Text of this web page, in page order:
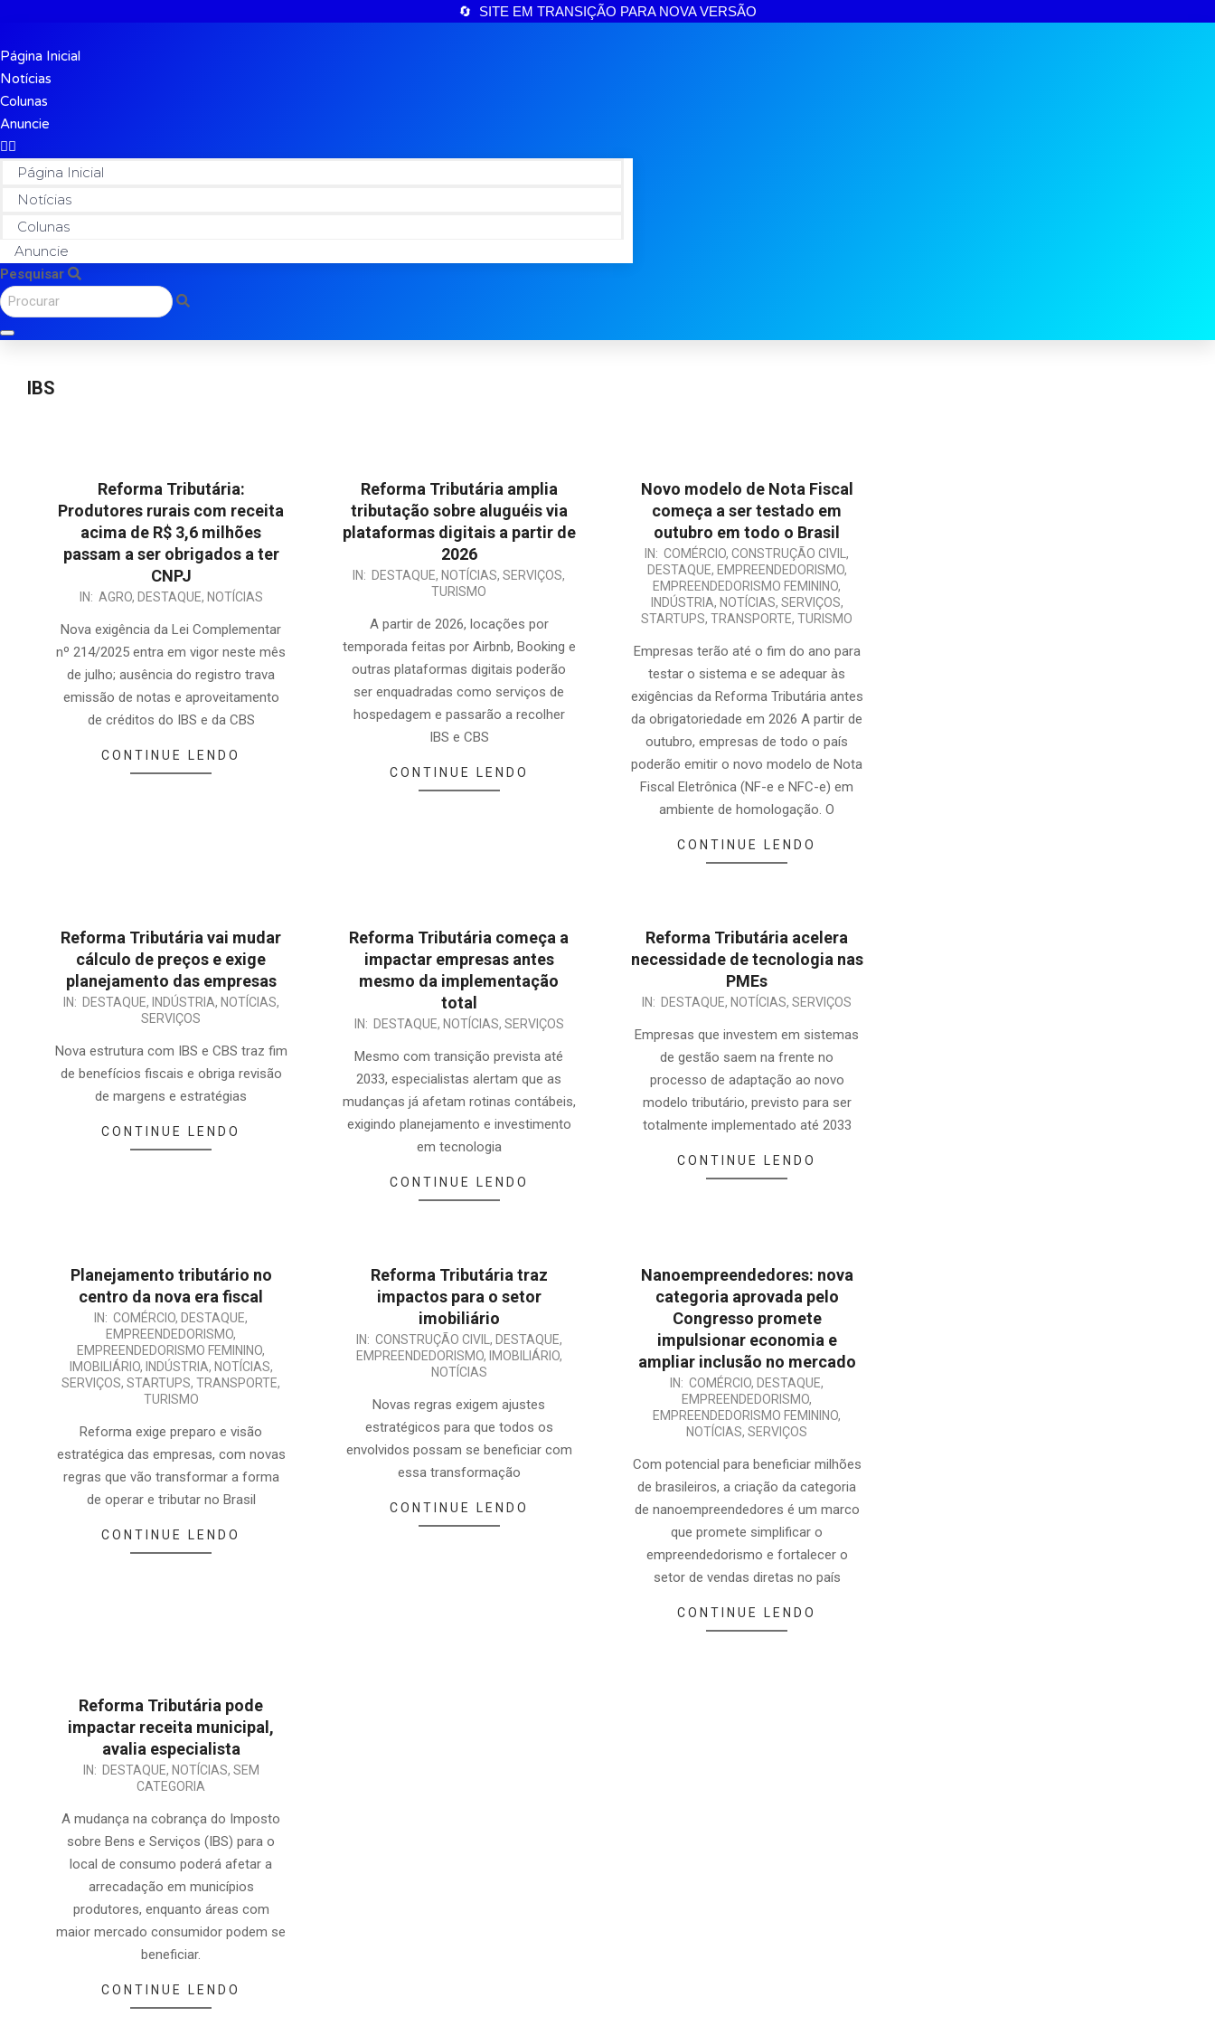
🔄 SITE EM TRANSIÇÃO PARA NOVA VERSÃO
Página Inicial
Notícias
Colunas
Anuncie
Página Inicial
Notícias
Colunas
Anuncie
Pesquisar
IBS
Reforma Tributária:
Produtores rurais com receita
acima de R$ 3,6 milhões
passam a ser obrigados a ter
CNPJ
2026-IN: AGRO, DESTAQUE, NOTÍCIAS
Nova exigência da Lei Complementar
nº 214/2025 entra em vigor neste mês
de julho; ausência do registro trava
emissão de notas e aproveitamento
de créditos do IBS e da CBS
CONTINUE LENDO
Reforma Tributária amplia
tributação sobre aluguéis via
plataformas digitais a partir de
2026
2025-
IN: DESTAQUE, NOTÍCIAS,SERVIÇOS,
TURISMO
A partir de 2026, locações por
temporada feitas por Airbnb, Booking e
outras plataformas digitais poderão
ser enquadradas como serviços de
hospedagem e passarão a recolher
IBS e CBS
CONTINUE LENDO
Novo modelo de Nota Fiscal
começa a ser testado em
outubro em todo o Brasil
2025-
10-
IN: COMÉRCIO,CONSTRUÇÃO CIVIL,
DESTAQUE, EMPREENDEDORISMO,
EMPREENDEDORISMO FEMININO,
INDÚSTRIA, NOTÍCIAS, SERVIÇOS,
STARTUPS,TRANSPORTE,TURISMO
Empresas terão até o fim do ano para
testar o sistema e se adequar às
exigências da Reforma Tributária antes
da obrigatoriedade em 2026 A partir de
outubro, empresas de todo o país
poderão emitir o novo modelo de Nota
Fiscal Eletrônica (NF-e e NFC-e) em
ambiente de homologação. O
CONTINUE LENDO
Reforma Tributária vai mudar
cálculo de preços e exige
planejamento das empresas
2025-
18
IN: DESTAQUE, INDÚSTRIA, NOTÍCIAS,
SERVIÇOS
Nova estrutura com IBS e CBS traz fim
de benefícios fiscais e obriga revisão
de margens e estratégias
CONTINUE LENDO
Reforma Tributária começa a
impactar empresas antes
mesmo da implementação
total
2025-
IN: DESTAQUE, NOTÍCIAS, SERVIÇOS
Mesmo com transição prevista até
2033, especialistas alertam que as
mudanças já afetam rotinas contábeis,
exigindo planejamento e investimento
em tecnologia
CONTINUE LENDO
Reforma Tributária acelera
necessidade de tecnologia nas
PMEs
2025-
IN: DESTAQUE, NOTÍCIAS,SERVIÇOS
Empresas que investem em sistemas
de gestão saem na frente no
processo de adaptação ao novo
modelo tributário, previsto para ser
totalmente implementado até 2033
CONTINUE LENDO
Planejamento tributário no
centro da nova era fiscal
IN: COMÉRCIO, DESTAQUE,
EMPREENDEDORISMO,
EMPREENDEDORISMO FEMININO,
IMOBILIÁRIO, INDÚSTRIA, NOTÍCIAS,
SERVIÇOS,STARTUPS,TRANSPORTE,
TURISMO
Reforma exige preparo e visão
estratégica das empresas, com novas
regras que vão transformar a forma
de operar e tributar no Brasil
CONTINUE LENDO
Reforma Tributária traz
impactos para o setor
imobiliário
2025-
01-
IN: CONSTRUÇÃO CIVIL , DESTAQUE,
EMPREENDEDORISMO, IMOBILIÁRIO,
NOTÍCIAS
Novas regras exigem ajustes
estratégicos para que todos os
envolvidos possam se beneficiar com
essa transformação
CONTINUE LENDO
Nanoempreendedores: nova
categoria aprovada pelo
Congresso promete
impulsionar economia e
ampliar inclusão no mercado
IN: COMÉRCIO, DESTAQUE,
EMPREENDEDORISMO,
EMPREENDEDORISMO FEMININO,
NOTÍCIAS,SERVIÇOS
Com potencial para beneficiar milhões
de brasileiros, a criação da categoria
de nanoempreendedores é um marco
que promete simplificar o
empreendedorismo e fortalecer o
setor de vendas diretas no país
CONTINUE LENDO
Reforma Tributária pode
impactar receita municipal,
avalia especialista
2024-
08
IN: DESTAQUE, NOTÍCIAS, SEM
CATEGORIA
A mudança na cobrança do Imposto
sobre Bens e Serviços (IBS) para o
local de consumo poderá afetar a
arrecadação em municípios
produtores, enquanto áreas com
maior mercado consumidor podem se
beneficiar.
CONTINUE LENDO